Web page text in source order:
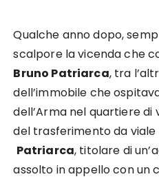
Qualche anno dopo,
scalpore la vicenda che
Bruno Patriarca, tra
dell’immobile che
dell’Arma nel quartiere di
del trasferimento da viale
Patriarca, titolare di
assolto in appello con un